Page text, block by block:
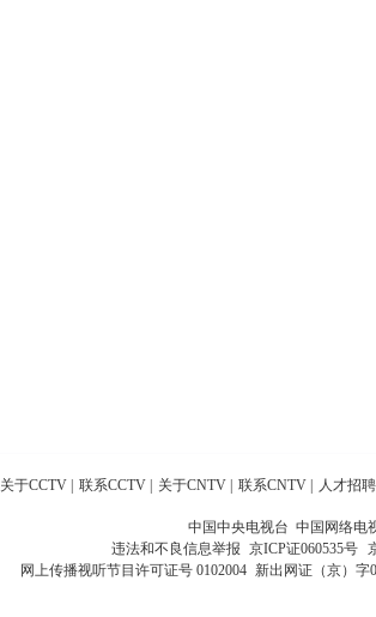
关于CCTV 联系CCTV 关于CNTV 联系CNTV 人才招聘
中国中央电视台 中国网络电
违法和不良信息举报 京ICP证060535号
网上传播视听节目许可证号 0102004 新出网证（京）